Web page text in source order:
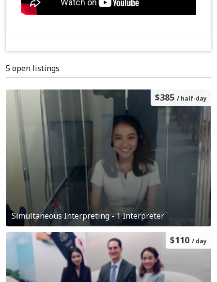
5 open listings
Simultaneous Interpreting - 1 Interpreter
$385 / half-day
$110 / day